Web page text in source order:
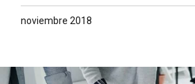
noviembre 2018